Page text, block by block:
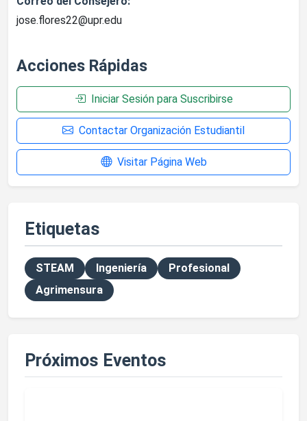
jose.flores22@upr.edu
Acciones Rápidas
Iniciar Sesión para Suscribirse
Contactar Organización Estudiantil
Visitar Página Web
Etiquetas
STEAM Ingeniería
Profesional
Agrimensura
Próximos Eventos